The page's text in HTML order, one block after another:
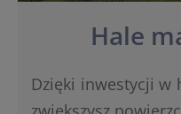
Hale
Dzięki inwestycji w